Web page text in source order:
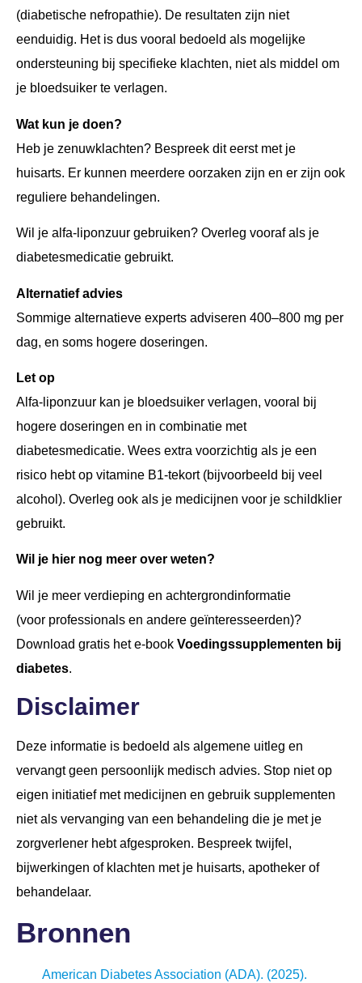
(diabetische nefropathie). De resultaten zijn niet
eenduidig. Het is dus vooral bedoeld als mogelijke
ondersteuning bij specifieke klachten, niet als middel om
je bloedsuiker te verlagen.
Wat kun je doen?
Heb je zenuwklachten? Bespreek dit eerst met je
huisarts. Er kunnen meerdere oorzaken zijn en er zijn ook
reguliere behandelingen.
Wil je alfa-liponzuur gebruiken? Overleg vooraf als je
diabetesmedicatie gebruikt.
Alternatief advies
Sommige alternatieve experts adviseren 400–800 mg per
dag, en soms hogere doseringen.
Let op
Alfa-liponzuur kan je bloedsuiker verlagen, vooral bij
hogere doseringen en in combinatie met
diabetesmedicatie. Wees extra voorzichtig als je een
risico hebt op vitamine B1-tekort (bijvoorbeeld bij veel
alcohol). Overleg ook als je medicijnen voor je schildklier
gebruikt.
Wil je hier nog meer over weten?
Wil je meer verdieping en achtergrondinformatie
(voor professionals en andere geïnteresseerden)?
Download gratis het e-book Voedingssupplementen bij
diabetes.
Disclaimer
Deze informatie is bedoeld als algemene uitleg en
vervangt geen persoonlijk medisch advies. Stop niet op
eigen initiatief met medicijnen en gebruik supplementen
niet als vervanging van een behandeling die je met je
zorgverlener hebt afgesproken. Bespreek twijfel,
bijwerkingen of klachten met je huisarts, apotheker of
behandelaar.
Bronnen
American Diabetes Association (ADA). (2025).